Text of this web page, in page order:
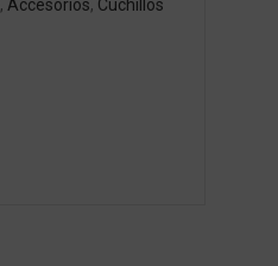
, Accesorios, Cuchillos